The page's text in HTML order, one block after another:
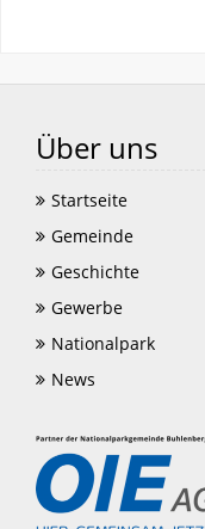
Über uns
Startseite
Gemeinde
Geschichte
Gewerbe
Nationalpark
News